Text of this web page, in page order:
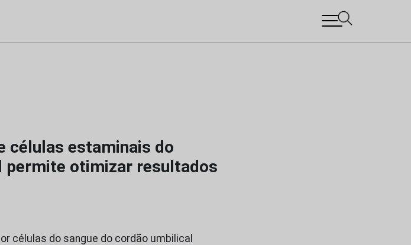
células estaminais do
permite otimizar resultados
células do sangue do cordão umbilical